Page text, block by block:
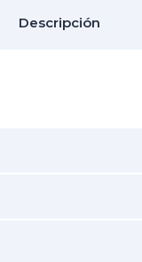
Descripción